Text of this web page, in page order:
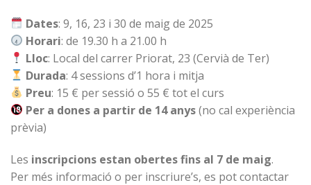
Dates: 9, 16, 23 i 30 de maig de 2025
Horari: de 19.30 h a 21.00 h
Lloc: Local del carrer Priorat, 23 (Cervià de Ter)
Durada: 4 sessions d’1 hora i mitja
Preu: 15 € per sessió o 55 € tot el curs
Per a dones a partir de 14 anys(no cal experiència
prèvia)
Les inscripcions estan obertes fins al 7 de maig.
Per més informació o per inscriure’s, es pot contactar